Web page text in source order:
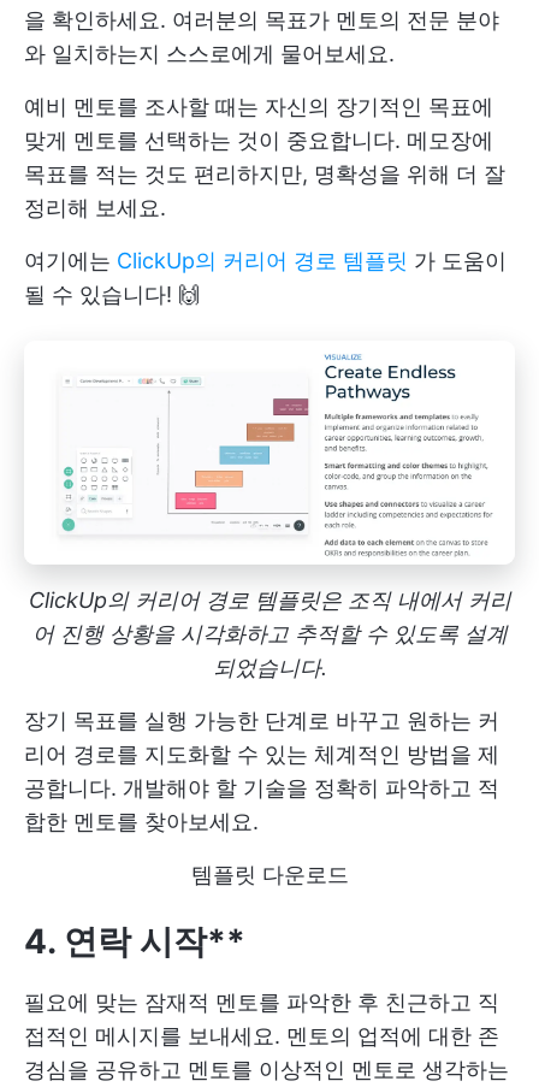
을 확인하세요. 여러분의 목표가 멘토의 전문 분야
와 일치하는지 스스로에게 물어보세요.
예비 멘토를 조사할 때는 자신의 장기적인 목표에
맞게 멘토를 선택하는 것이 중요합니다. 메모장에
목표를 적는 것도 편리하지만, 명확성을 위해 더 잘
정리해 보세요.
여기에는 ClickUp의 커리어 경로 템플릿 가 도움이
될 수 있습니다! 🙌
ClickUp의 커리어 경로 템플릿은 조직 내에서 커리
어 진행 상황을 시각화하고 추적할 수 있도록 설계
되었습니다.
장기 목표를 실행 가능한 단계로 바꾸고 원하는 커
리어 경로를 지도화할 수 있는 체계적인 방법을 제
공합니다. 개발해야 할 기술을 정확히 파악하고 적
합한 멘토를 찾아보세요.
템플릿 다운로드
4. 연락 시작**
필요에 맞는 잠재적 멘토를 파악한 후 친근하고 직
접적인 메시지를 보내세요. 멘토의 업적에 대한 존
경심을 공유하고 멘토를 이상적인 멘토로 생각하는